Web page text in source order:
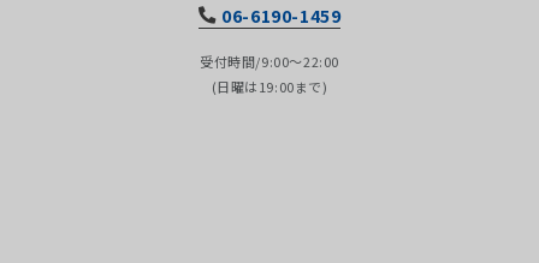
06-6190-1459
受付時間/9:00～22:00
(日曜は19:00まで)